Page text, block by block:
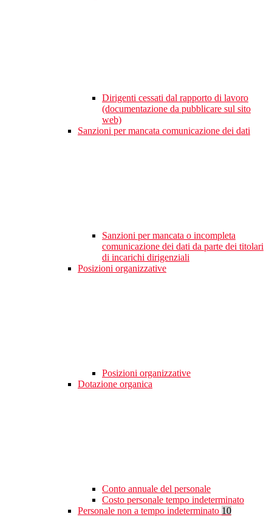
Dirigenti cessati dal rapporto di lavoro
(documentazione da pubblicare sul sito
web)
Sanzioni per mancata comunicazione dei dati
Sanzioni per mancata o incompleta
comunicazione dei dati da parte dei titolari
di incarichi dirigenziali
Posizioni organizzative
Posizioni organizzative
Dotazione organica
Conto annuale del personale
Costo personale tempo indeterminato
Personale non a tempo indeterminato 10